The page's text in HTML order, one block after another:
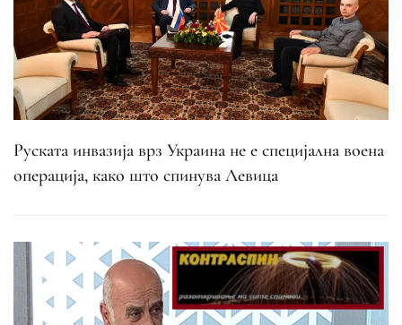
Руската инвазија врз Украина не е специјална воена
операција, како што спинува Левица